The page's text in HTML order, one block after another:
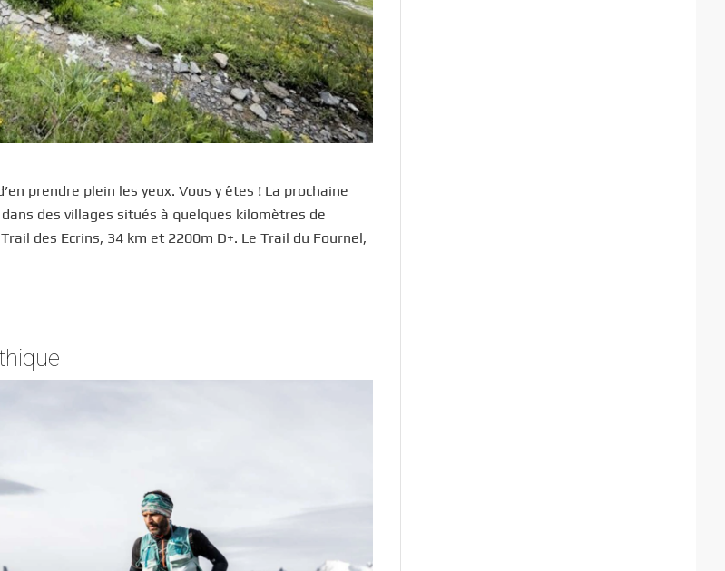
prendre plein les yeux. Vous y êtes ! La prochaine
des villages situés à quelques kilomètres de
des Ecrins, 34 km et 2200m D+. Le Trail du Fournel,